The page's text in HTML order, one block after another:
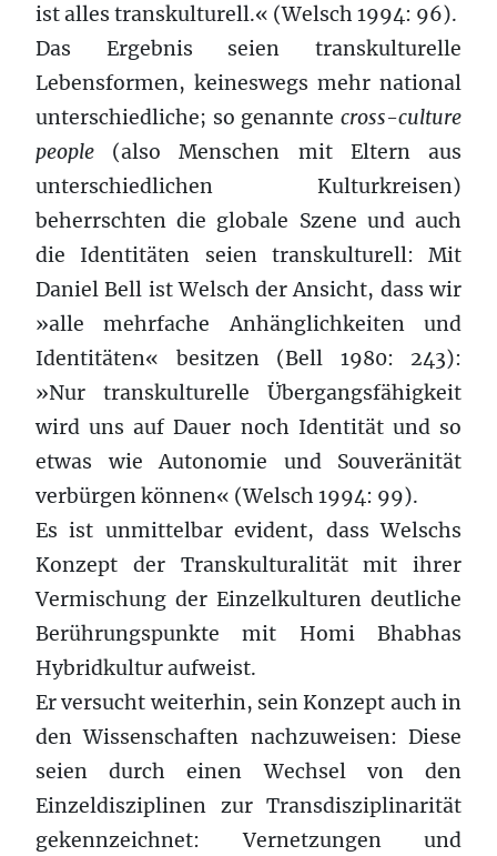
ist alles transkulturell.« (Welsch 1994: 96).
Das Ergebnis seien transkulturelle
Lebensformen, keineswegs mehr national
unterschiedliche; so genannte cross-culture
people (also Menschen mit Eltern aus
unterschiedlichen Kulturkreisen)
beherrschten die globale Szene und auch
die Identitäten seien transkulturell: Mit
Daniel Bell ist Welsch der Ansicht, dass wir
»alle mehrfache Anhänglichkeiten und
Identitäten« besitzen (Bell 1980: 243):
»Nur transkulturelle Übergangsfähigkeit
wird uns auf Dauer noch Identität und so
etwas wie Autonomie und Souveränität
verbürgen können« (Welsch 1994: 99).
Es ist unmittelbar evident, dass Welschs
Konzept der Transkulturalität mit ihrer
Vermischung der Einzelkulturen deutliche
Berührungspunkte mit Homi Bhabhas
Hybridkultur aufweist.
Er versucht weiterhin, sein Konzept auch in
den Wissenschaften nachzuweisen: Diese
seien durch einen Wechsel von den
Einzeldisziplinen zur Transdisziplinarität
gekennzeichnet: Vernetzungen und